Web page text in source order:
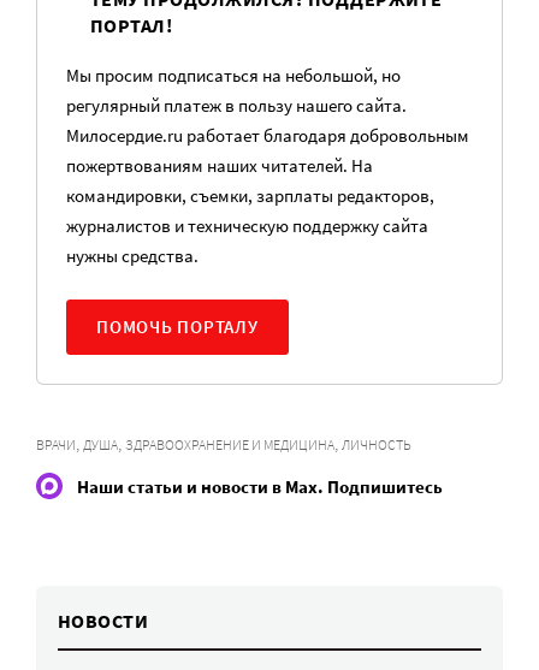
ПОРТАЛ!
Мы просим подписаться на небольшой, но
регулярный платеж в пользу нашего сайта.
Милосердие.ru работает благодаря добровольным
пожертвованиям наших читателей. На
командировки, съемки, зарплаты редакторов,
журналистов и техническую поддержку сайта
нужны средства.
ПОМОЧЬ ПОРТАЛУ
ВРАЧИ, ДУША, ЗДРАВООХРАНЕНИЕ И МЕДИЦИНА, ЛИЧНОСТЬ
Наши статьи и новости в Max. Подпишитесь
НОВОСТИ